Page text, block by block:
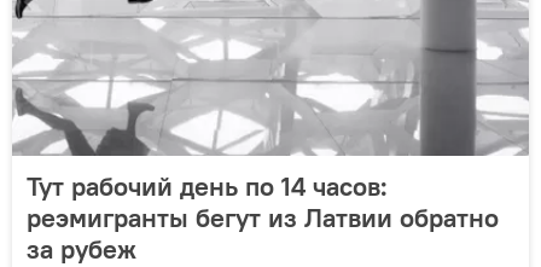
Тут рабочий день по 14 часов:
реэмигранты бегут из Латвии обратно
за рубеж